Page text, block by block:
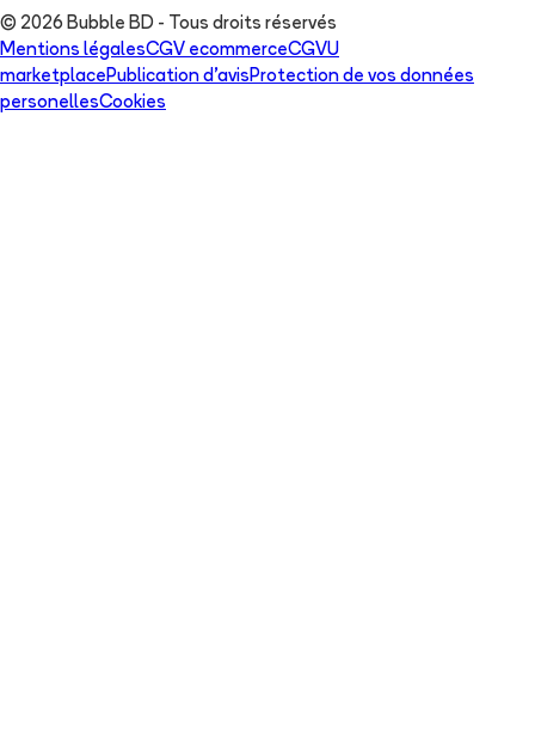
© 2026 Bubble BD - Tous droits réservés
Mentions légalesCGV ecommerceCGVU
marketplace Publication d'avis Protection de vos données
personellesCookies